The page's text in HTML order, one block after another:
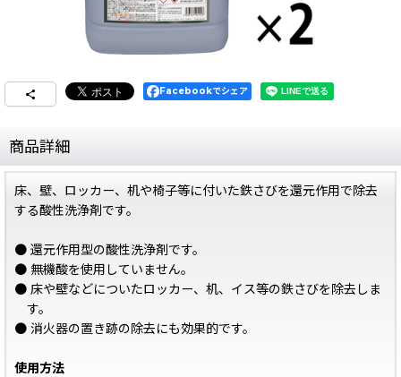
Facebookでシェア
商品詳細
床、壁、ロッカー、机や椅子等に付いた鉄さびを還元作用で除去
する酸性洗浄剤です。
● 還元作用型の酸性洗浄剤です。
● 無機酸を使用していません。
● 床や壁などについたロッカー、机、イス等の鉄さびを除去しま
す。
● 消火器の置き跡の除去にも効果的です。
使用方法